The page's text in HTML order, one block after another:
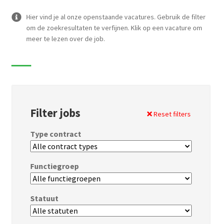
OVER ONSHier vind je al onze openstaande vacatures. Gebruik de filter
om de zoekresultaten te verfijnen. Klik op een vacature om
meer te lezen over de job.
Filter jobs Reset filters
Type contract
Functiegroep
Statuut